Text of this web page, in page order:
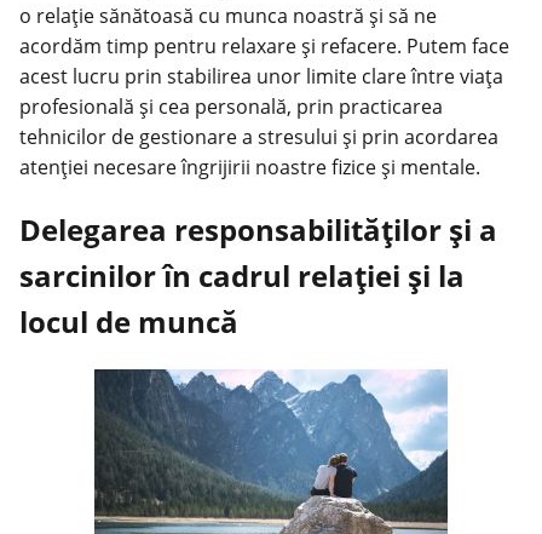
o relație sănătoasă cu munca noastră și să ne
acordăm timp pentru relaxare și refacere. Putem face
acest lucru prin stabilirea unor limite clare între viața
profesională și cea personală, prin practicarea
tehnicilor de gestionare a stresului și prin acordarea
atenției necesare îngrijirii noastre fizice și mentale.
Delegarea responsabilităților și a
sarcinilor în cadrul relației și la
locul de muncă